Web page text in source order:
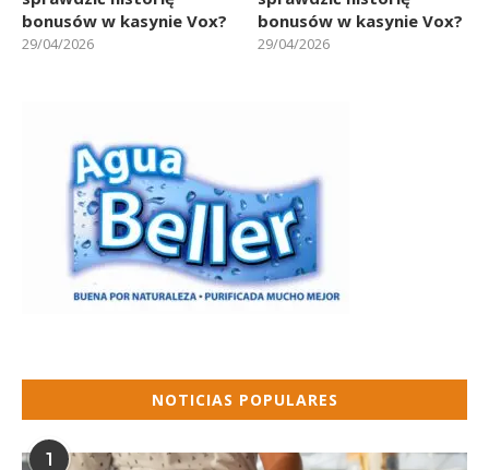
bonusów w kasynie Vox?
29/04/2026
bonusów w kasynie Vox?
29/04/2026
NOTICIAS POPULARES
1